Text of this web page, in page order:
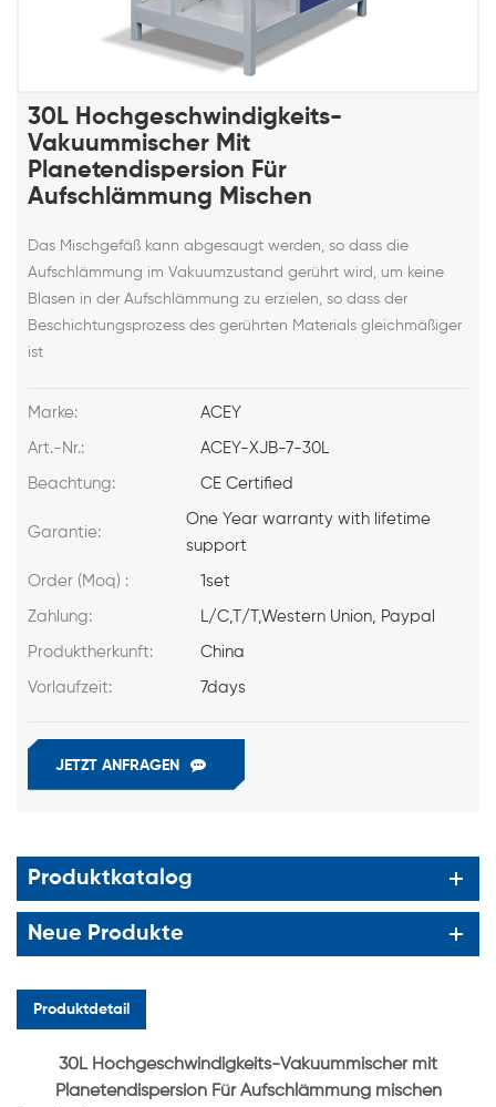
30L Hochgeschwindigkeits-
Vakuummischer Mit
Planetendispersion Für
Aufschlämmung Mischen
Das Mischgefäß kann abgesaugt werden, so dass die
Aufschlämmung im Vakuumzustand gerührt wird, um keine
Blasen in der Aufschlämmung zu erzielen, so dass der
Beschichtungsprozess des gerührten Materials gleichmäßiger
ist
Marke: ACEY
Art.-Nr.: ACEY-XJB-7-30L
Beachtung: CE Certified
Garantie:
One Year warranty with lifetime
support
Order (Moq) : 1set
Zahlung: L/C,T/T,Western Union, Paypal
Produktherkunft: China
Vorlaufzeit: 7days
JETZT ANFRAGEN
Produktkatalog
Neue Produkte
Produktdetail
30L Hochgeschwindigkeits-Vakuummischer mit
Planetendispersion Für Aufschlämmung mischen